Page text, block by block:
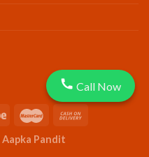
Call Now
Aapka Pandit